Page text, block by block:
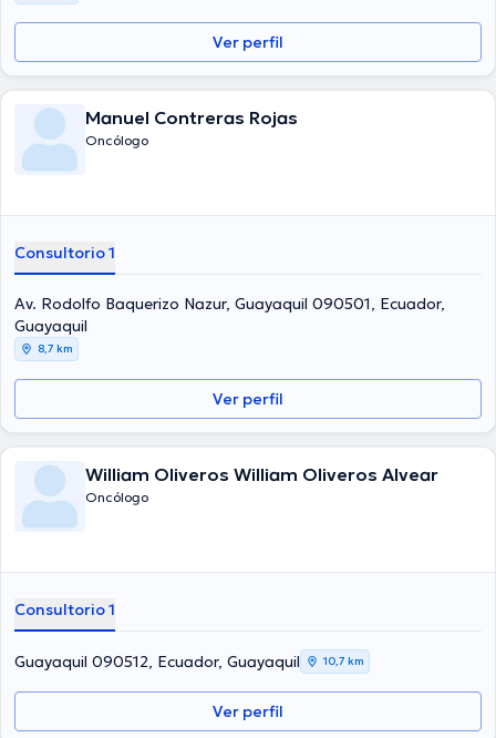
Ver perfil
Manuel Contreras Rojas
Oncólogo
Consultorio 1
Av. Rodolfo Baquerizo Nazur, Guayaquil 090501, Ecuador,
Guayaquil
8,7 km
Ver perfil
William Oliveros William Oliveros Alvear
Oncólogo
Consultorio 1
Guayaquil 090512, Ecuador, Guayaquil 10,7 km
Ver perfil